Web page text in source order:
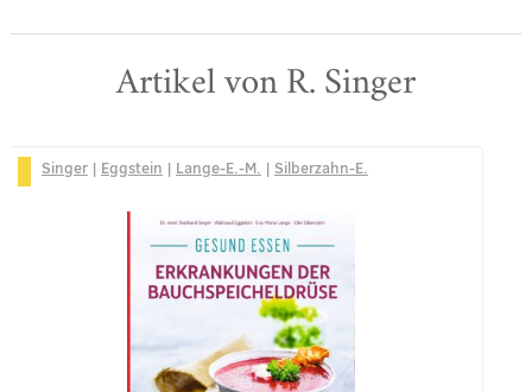
Artikel von R. Singer
Singer| Eggstein | Lange-E.-M. | Silberzahn-E.